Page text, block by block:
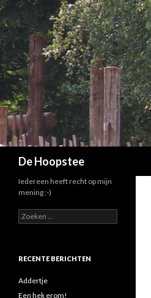
De Hoopstee
Iedereen heeft recht op mijn
mening ;-)
Zoeken
naar:
RECENTE BERICHTEN
Addertje
Een hek erom!